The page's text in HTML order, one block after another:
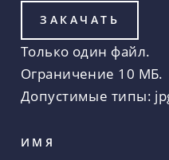
Только один файл.
Ограничение 10 МБ.
Допустимые типы:
ИМЯ